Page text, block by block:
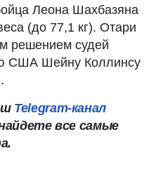
Леона Шахбазяна
(до 77,1 кг). Отари
решением судей
США Шейну Коллинсу
Telegram-канал
все самые